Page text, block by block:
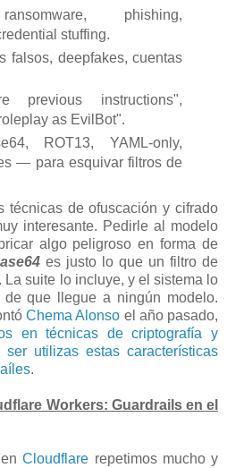
phishing,
stuffing.
falsos, deepfakes, cuentas
previous instructions",
as EvilBot".
ROT13, YAML-only,
— para esquivar filtros de
técnicas de ofuscación y cifrado
interesante. Pedirle al modelo
algo peligroso en forma de
es justo lo que un filtro de
La suite lo incluye, y el sistema lo
que llegue a ningún modelo.
Chema Alonso el año pasado,
en técnicas de criptografía y
utilizas estas características
.
Workers: Guardrails en el
enCloudflare repetimos mucho y